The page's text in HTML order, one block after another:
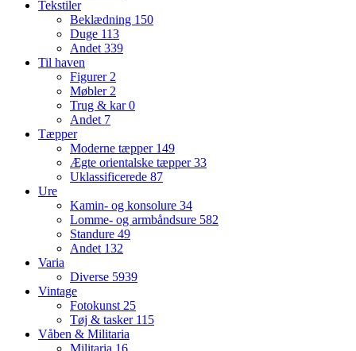
Tekstiler
Beklædning 150
Duge 113
Andet 339
Til haven
Figurer 2
Møbler 2
Trug & kar0
Andet 7
Tæpper
Moderne tæpper 149
Ægte orientalske tæpper33
Uklassificerede 87
Ure
Kamin- og konsolure 34
Lomme- og armbåndsure 582
Standure 49
Andet 132
Varia
Diverse 5939
Vintage
Fotokunst 25
Tøj & tasker 115
Våben & Militaria
Militaria 16